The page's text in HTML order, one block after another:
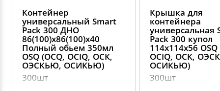
Контейнер
универсальный Smart
Pack 300 ДНО
86(100)х86(100)х40
Полный обьем 350мл
OSQ (OCQ, OCIQ, ОСК,
ОЭСКЬЮ, ОСИКЬЮ)
300шт
Крышка для
контейнера
универсальная
Pack 300 купол
114х114х56 OSQ
OCIQ, ОСК,
ОСИКЬЮ)
300шт